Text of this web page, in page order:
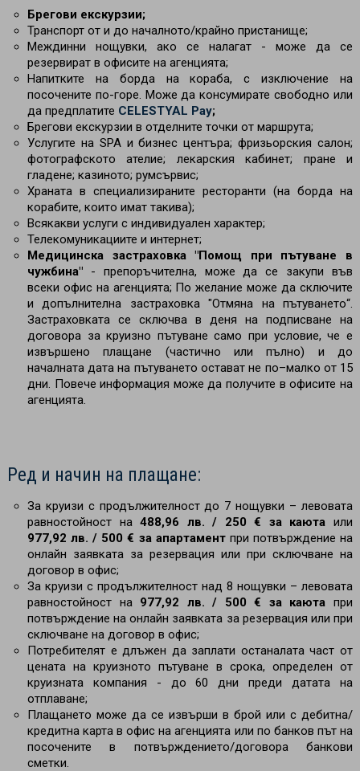
Брегови екскурзии;
Транспорт от и до началното/крайно пристанище;
Междинни нощувки, ако се налагат - може да се
резервират в офисите на агенцията;
Напитките на борда на кораба, с изключение на
посочените по-горе. Може да консумирате свободно или
да предплатите CELESTYAL Pay;
Брегови екскурзии в отделните точки от маршрута;
Услугите на SPA и бизнес центъра; фризьорския салон;
фотографското ателие; лекарския кабинет; пране и
гладене; казиното; румсървис;
Храната в специализираните ресторанти (на борда на
корабите, които имат такива);
Всякакви услуги с индивидуален характер;
Телекомуникациите и интернет;
Медицинска застраховка "Помощ при пътуване в
чужбина"- препоръчителна, може да се закупи във
всеки офис на агенцията; По желание може да сключите
и допълнителна застраховка "Отмяна на пътуването“.
Застраховката се сключва в деня на подписване на
договора за круизно пътуване само при условие, че е
извършено плащане (частично или пълно) и до
началната дата на пътуването остават не по–малко от 15
дни. Повече информация може да получите в офисите на
агенцията.
Ред и начин на плащане:
За круизи с продължителност до 7 нощувки – левовата
равностойност на488,96 лв. / 250 € за каютаили
977,92 лв. / 500 € за апартамент при потвърждение на
онлайн заявката за резервация или при сключване на
договор в офис;
За круизи с продължителност над 8 нощувки – левовата
равностойност на 977,92 лв. / 500 € за каютапри
потвърждение на онлайн заявката за резервация или при
сключване на договор в офис;
Потребителят е длъжен да заплати останалата част от
цената на круизното пътуване в срока, определен от
круизната компания - до 60 дни преди датата на
отплаване;
Плащането може да се извърши в брой или с дебитна/
кредитна карта в офис на агенцията или по банков път на
посочените в потвърждението/договора банкови
сметки.